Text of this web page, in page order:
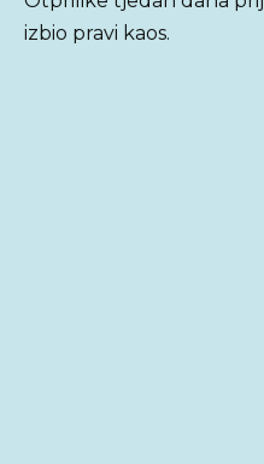
izbio pravi kaos.